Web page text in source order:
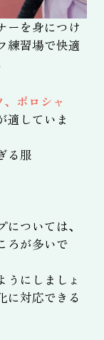
ーを身につけ
練習場で快適
ポロシャ
適していま
る服
ついては、
ろが多いで
うにしましょ
に対応できる